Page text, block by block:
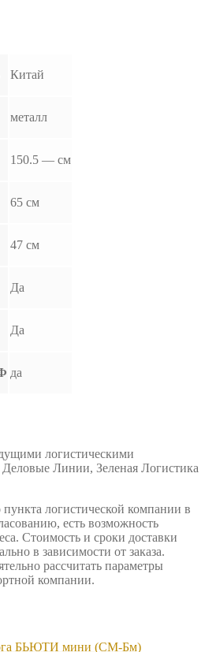
Китай
металл
150.5 — см
65 см
47 см
Да
Да
да
логистическими
Линии, Зеленая Логистика
пункта логистической компании в
есть возможность
Стоимость и сроки доставки
в зависимости от заказа.
рассчитать параметры
компании.